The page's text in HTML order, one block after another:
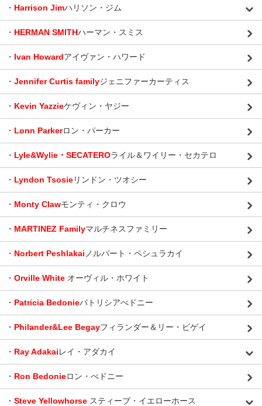
・ Harrison Jimハリソン・ジム
・ HERMAN SMITHハーマン・スミス
・ Ivan Howardアイヴァン・ハワード
・ Jennifer Curtis familyジェニファーカーティス
・ Kevin Yazzieケヴィン・ヤジー
・ Lonn Parkerロン・パーカー
・ Lyle&Wylie・SECATEROライル＆ワイリー・セカテロ
・ Lyndon Tsosieリンドン・ツオシー
・ Monty Clawモンティ・クロウ
・ MARTINEZ Familyマルチネスファミリー
・ Norbert Peshlakai ノルバート・ペシュラカイ
・ Orville White オーヴィル・ホワイト
・ Patricia Bedonieパトリシアべドニー
・ Philander&Lee Begayフィランダー＆リー・ビゲイ
・ Ray Adakaiレイ・アダカイ
・ Ron Bedonieロン・べドニー
・ Steve Yellowhorse スティーブ・イエローホース